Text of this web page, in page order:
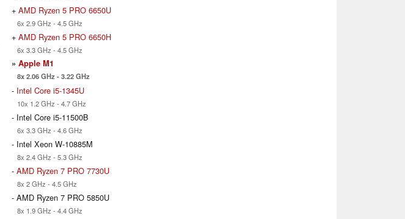
+ AMD Ryzen 5 PRO 6650U
6x 2.9 GHz - 4.5 GHz
+ AMD Ryzen 5 PRO 6650H
6x 3.3 GHz - 4.5 GHz
» Apple M1
8x 2.06 GHz - 3.22 GHz
- Intel Core i5-1345U
10x 1.2 GHz - 4.7 GHz
- Intel Core i5-11500B
6x 3.3 GHz - 4.6 GHz
- Intel Xeon W-10885M
8x 2.4 GHz - 5.3 GHz
- AMD Ryzen 7 PRO 7730U
8x 2 GHz - 4.5 GHz
- AMD Ryzen 7 PRO 5850U
8x 1.9 GHz - 4.4 GHz